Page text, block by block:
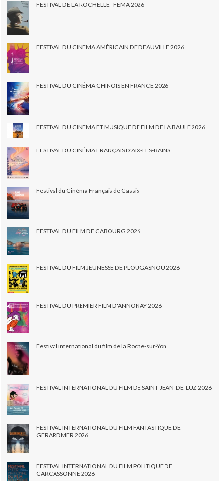
FESTIVAL DE LA ROCHELLE - FEMA 2026
FESTIVAL DU CINEMA AMÉRICAIN DE DEAUVILLE 2026
FESTIVAL DU CINÉMA CHINOIS EN FRANCE 2026
FESTIVAL DU CINEMA ET MUSIQUE DE FILM DE LA BAULE 2026
FESTIVAL DU CINÉMA FRANÇAIS D'AIX-LES-BAINS
Festival du Cinéma Français de Cassis
FESTIVAL DU FILM DE CABOURG 2026
FESTIVAL DU FILM JEUNESSE DE PLOUGASNOU 2026
FESTIVAL DU PREMIER FILM D'ANNONAY 2026
Festival international du film de la Roche-sur-Yon
FESTIVAL INTERNATIONAL DU FILM DE SAINT-JEAN-DE-LUZ 2026
FESTIVAL INTERNATIONAL DU FILM FANTASTIQUE DE
GERARDMER 2026
FESTIVAL INTERNATIONAL DU FILM POLITIQUE DE
CARCASSONNE 2026